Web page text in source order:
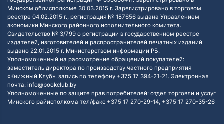
Минском облисполкоме 30.03.2015 г. Зарегистрировано в торговом
реестре 04.02.2015 г., регистрация № 187656 выдана Управлением
экономики Минского районного исполнительного комитета.
Свидетельство № 3/799 о регистрации в государственном реестре
издателей, изготовителей и распространителей печатных изданий
выдано 22.01.2015 г. Министерством информации РБ.
Уполномоченный на рассмотрение обращений покупателей:
заместитель директора по производству частного предприятия
«Книжный Клуб», запись по телефону +375 17 394-21-21. Электронная
почта: info@bookclub.by
Уполномоченные по защите прав потребителей: отдел торговли и услуг
Минского райисполкома тел/факс +375 17 270-29-14, +375 17 270-35-26